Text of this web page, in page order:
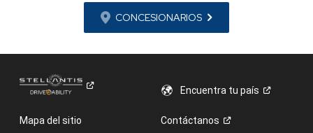
CONCESIONARIOS
Encuentra tupaís
Mapa del sitio Contáctanos